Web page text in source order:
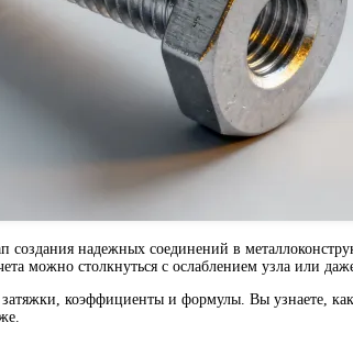
создания надежных соединений в
можно столкнуться с ослаблением узла или
затяжки, коэффициенты и формулы. Вы узнаете,